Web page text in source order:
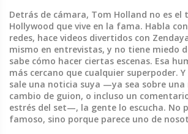
Detrás de cámara, Tom Holland no es el
Hollywood que vive en la fama. Habla
redes, hace videos divertidos con
mismo en entrevistas, y no tiene miedo
sabe cómo hacer ciertas escenas. Esa
más cercano que cualquier superpoder.
sale una noticia suya —ya sea sobre una
cambio de guion, o incluso un
estrés del set—, la gente lo escucha. No
famoso, sino porque parece uno de